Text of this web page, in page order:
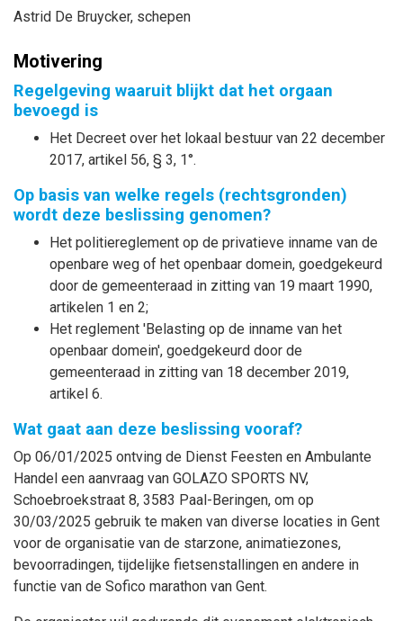
Astrid De Bruycker, schepen
Motivering
Regelgeving waaruit blijkt dat het orgaan
bevoegd is
Het Decreet over het lokaal bestuur van 22 december
2017, artikel 56, § 3, 1°.
Op basis van welke regels (rechtsgronden)
wordt deze beslissing genomen?
Het politiereglement op de privatieve inname van de
openbare weg of het openbaar domein, goedgekeurd
door de gemeenteraad in zitting van 19 maart 1990,
artikelen 1 en 2;
Het reglement 'Belasting op de inname van het
openbaar domein', goedgekeurd door de
gemeenteraad in zitting van 18 december 2019,
artikel 6.
Wat gaat aan deze beslissing vooraf?
Op 06/01/2025 ontving de Dienst Feesten en Ambulante
Handel een aanvraag van GOLAZO SPORTS NV,
Schoebroekstraat 8, 3583 Paal-Beringen, om op
30/03/2025 gebruik te maken van diverse locaties in Gent
voor de organisatie van de starzone, animatiezones,
bevoorradingen, tijdelijke fietsenstallingen en andere in
functie van de Sofico marathon van Gent.